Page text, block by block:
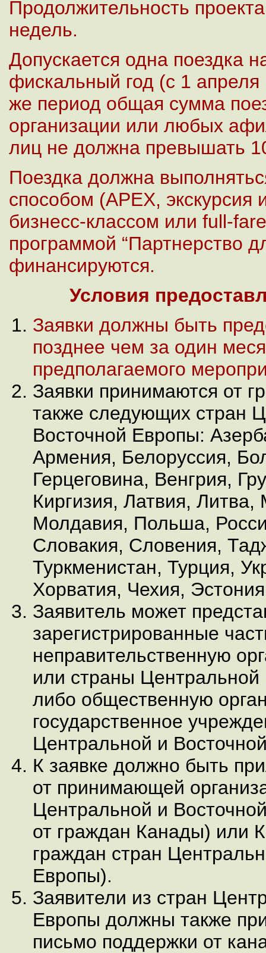
Продолжительность
недель.
Допускается одна поездка
фискальный год (с 1 апреля
же период общая сумма
организации или любых
лиц не должна превышать
Поездка должна
способом (APEX, экскурсия
бизнесс-классом или full-
программой “Партнерство
финансируются.
Условия
Заявки должны быть
позднее чем за один
предполагаемого
Заявки принимаются от
также следующих стран
Восточной Европы:
Армения, Белоруссия,
Герцеговина, Венгрия,
Киргизия, Латвия, Литва,
Молдавия, Польша,
Словакия, Словения,
Туркменистан, Турция,
Хорватия, Чехия,
Заявитель может
зарегистрированные
неправительственную
или страны
либо общественную
государственное
Центральной и
К заявке должно быть
от принимающей
Центральной и
от граждан Канады) или
граждан стран
Европы).
Заявители из стран
Европы должны также
письмо поддержки от